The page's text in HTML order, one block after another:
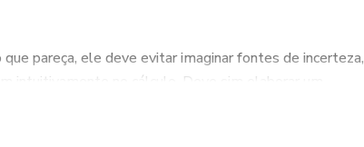
pareça, ele deve evitar imaginar fontes de incerteza,
intuitivamente no cálculo. Deve sim elaborar um
a realidade do ensaio considerando as correções